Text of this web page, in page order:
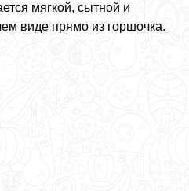
мягкой, сытной и
виде прямо из горшочка.